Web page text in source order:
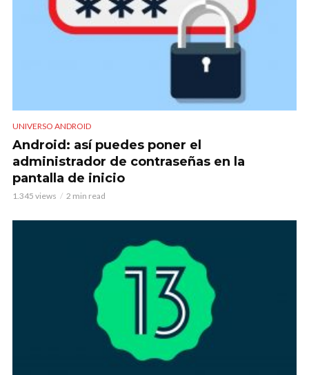
UNIVERSO ANDROID
Android: así puedes poner el
administrador de contraseñas en la
pantalla de inicio
1.345 views 2 min read